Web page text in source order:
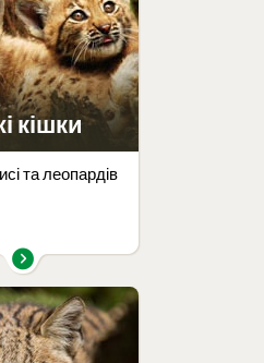
кішки
та леопардів